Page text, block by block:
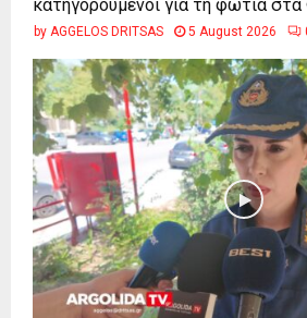
κατηγορούμενοι για τη φωτιά στα
by AGGELOS DRITSAS 5 August 2026